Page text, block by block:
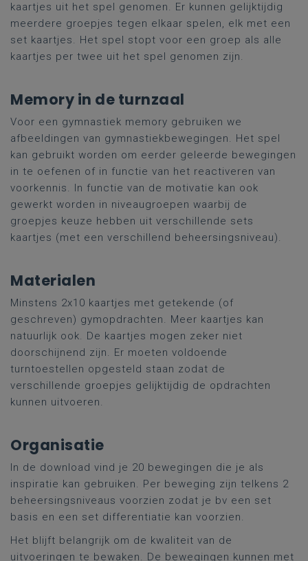
kaartjes uit het spel genomen. Er kunnen gelijktijdig
meerdere groepjes tegen elkaar spelen, elk met een
set kaartjes. Het spel stopt voor een groep als alle
kaartjes per twee uit het spel genomen zijn.
Memory in de turnzaal
Voor een gymnastiek memory gebruiken we
afbeeldingen van gymnastiekbewegingen. Het spel
kan gebruikt worden om eerder geleerde bewegingen
in te oefenen of in functie van het reactiveren van
voorkennis. In functie van de motivatie kan ook
gewerkt worden in niveaugroepen waarbij de
groepjes keuze hebben uit verschillende sets
kaartjes (met een verschillend beheersingsniveau).
Materialen
Minstens 2x10 kaartjes met getekende (of
geschreven) gymopdrachten. Meer kaartjes kan
natuurlijk ook. De kaartjes mogen zeker niet
doorschijnend zijn. Er moeten voldoende
turntoestellen opgesteld staan zodat de
verschillende groepjes gelijktijdig de opdrachten
kunnen uitvoeren.
Organisatie
In de download vind je 20 bewegingen die je als
inspiratie kan gebruiken. Per beweging zijn telkens 2
beheersingsniveaus voorzien zodat je bv een set
basis en een set differentiatie kan voorzien.
Het blijft belangrijk om de kwaliteit van de
uitvoeringen te bewaken. De bewegingen kunnen met